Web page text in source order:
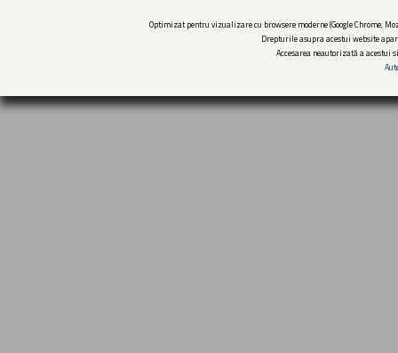
Optimizat pentru vizualizare cu browsere moderne (Google Chrome,
Drepturile asupra acestui website
Accesarea neautorizată a acestui